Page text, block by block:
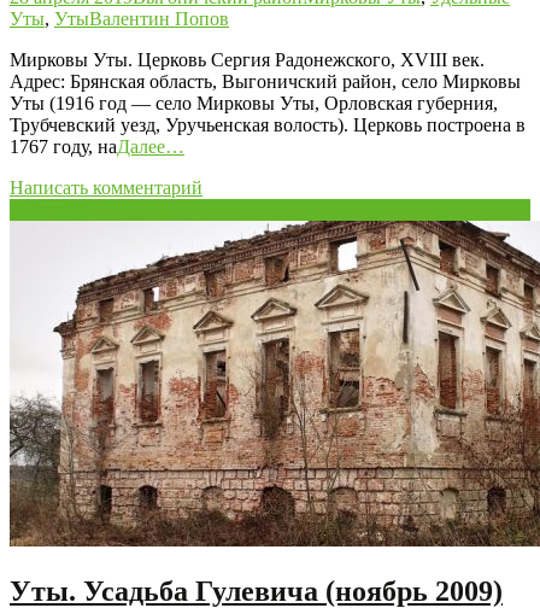
Уты, УтыВалентин Попов
Мирковы Уты. Церковь Сергия Радонежского, XVIII век.
Адрес: Брянская область, Выгоничский район, село Мирковы
Уты (1916 год — село Мирковы Уты, Орловская губерния,
Трубчевский уезд, Уручьенская волость). Церковь построена в
1767 году, наДалее…
Написать комментарий
Уты. Усадьба Гулевича (ноябрь 2009)